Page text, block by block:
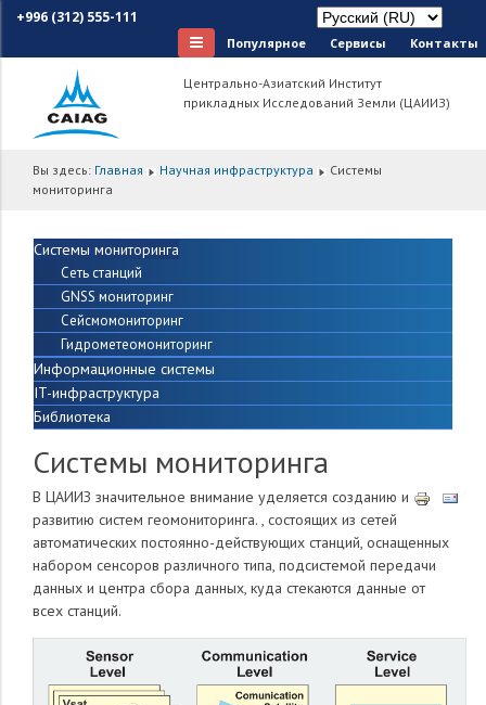
+996 (312) 555-111
Популярное Сервисы Контакты
Центрально-Азиатский Институт
прикладных Исследований Земли (ЦАИИЗ)
Вы здесь: Главная Научная инфраструктура
Системы
мониторинга
Системы мониторинга
Сеть станций
GNSS мониторинг
Сейсмомониторинг
Гидрометеомониторинг
Информационные системы
IT-инфраструктура
Библиотека
Системы мониторинга
В ЦАИИЗ значительное внимание уделяется созданию и
развитию систем геомониторинга. , состоящих из сетей
автоматических постоянно-действующих станций, оснащенных
набором сенсоров различного типа, подсистемой передачи
данных и центра сбора данных, куда стекаются данные от
всех станций.